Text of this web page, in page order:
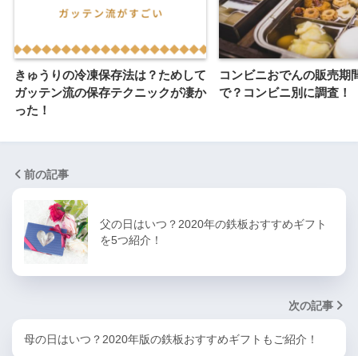
きゅうりの冷凍保存法は？ためして
ガッテン流の保存テクニックが凄か
った！
コンビニおでんの販売期
で？コンビニ別に調査！
前の記事
父の日はいつ？2020年の鉄板おすすめギフト
を5つ紹介！
次の記事
母の日はいつ？2020年版の鉄板おすすめギフトもご紹介！